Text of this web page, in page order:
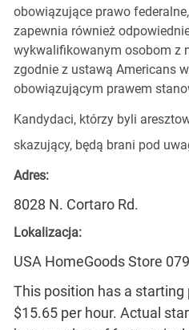
obowiązujące prawo
zapewnia również
wykwalifikowanym osobom z
zgodnie z ustawą Americans
obowiązującym prawem
Kandydaci, którzy byli
skazujący, będą brani pod
Adres:
8028 N. Cortaro Rd.
Lokalizacja:
USA HomeGoods Store
This position has a
$15.65 per hour. Actual